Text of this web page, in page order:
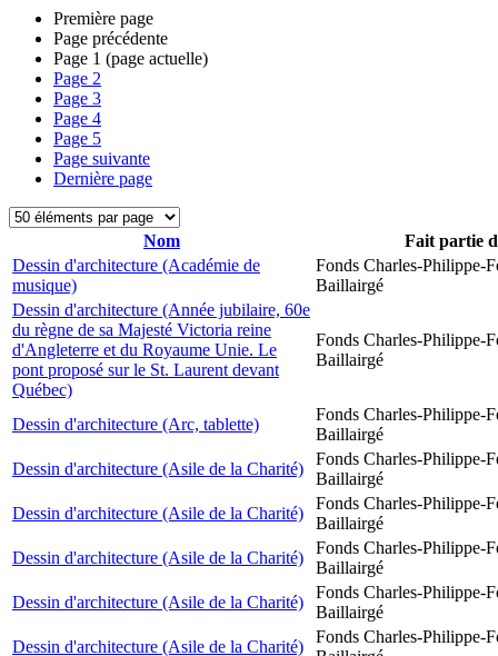
Première page
Page précédente
Page 1 (page actuelle)
Page 2
Page 3
Page 4
Page 5
Page suivante
Dernière page
Nom
Fait partie
Dessin d'architecture (Académie de
musique)
Fonds Charles-Philippe-
Baillairgé
Dessin d'architecture (Année jubilaire, 60e
du règne de sa Majesté Victoria reine
d'Angleterre et du Royaume Unie. Le
pont proposé sur le St. Laurent devant
Québec)
Fonds Charles-Philippe-
Baillairgé
Dessin d'architecture (Arc, tablette)
Fonds Charles-Philippe-
Baillairgé
Dessin d'architecture (Asile de la Charité)
Fonds Charles-Philippe-
Baillairgé
Dessin d'architecture (Asile de la Charité)
Fonds Charles-Philippe-
Baillairgé
Dessin d'architecture (Asile de la Charité)
Fonds Charles-Philippe-
Baillairgé
Dessin d'architecture (Asile de la Charité)
Fonds Charles-Philippe-
Baillairgé
Dessin d'architecture (Asile de la Charité)
Fonds Charles-Philippe-